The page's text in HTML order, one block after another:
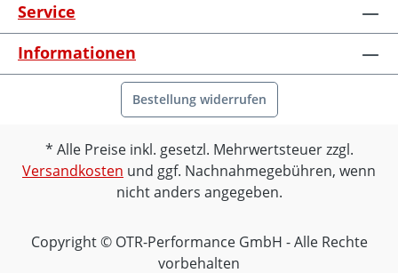
Service
Informationen
Bestellung widerrufen
Alle Preise inkl. gesetzl. Mehrwertsteuer zzgl.
Versandkosten und ggf. Nachnahmegebühren, wenn
nicht anders angegeben.
Copyright © OTR-Performance GmbH - Alle Rechte
vorbehalten